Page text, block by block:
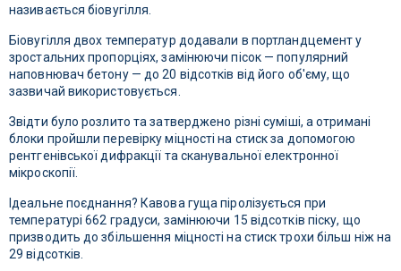
називається біовугілля.
Біовугілля двох температур додавали в портландцемент у
зростальних пропорціях, замінюючи пісок — популярний
наповнювач бетону — до 20 відсотків від його об'єму, що
зазвичай використовується.
Звідти було розлито та затверджено різні суміші, а отримані
блоки пройшли перевірку міцності на стиск за допомогою
рентгенівської дифракції та сканувальної електронної
мікроскопії.
Ідеальне поєднання? Кавова гуща піролізується при
температурі 662 градуси, замінюючи 15 відсотків піску, що
призводить до збільшення міцності на стиск трохи більш ніж на
29 відсотків.